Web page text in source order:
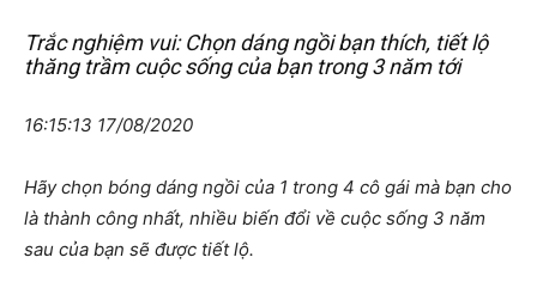
Trắc nghiệm vui: Chọn dáng ngồi bạn thích, tiết lộ
thăng trầm cuộc sống của bạn trong 3 năm tới
16:15:13 17/08/2020
Hãy chọn bóng dáng ngồi của 1 trong 4 cô gái mà bạn cho
là thành công nhất, nhiều biến đổi về cuộc sống 3 năm
sau của bạn sẽ được tiết lộ.